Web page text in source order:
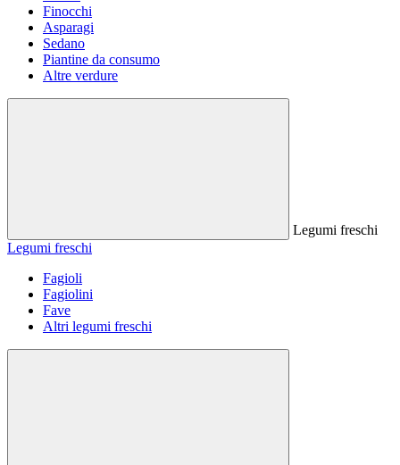
Finocchi
Asparagi
Sedano
Piantine da consumo
Altre verdure
Legumi freschi
Legumi freschi
Fagioli
Fagiolini
Fave
Altri legumi freschi